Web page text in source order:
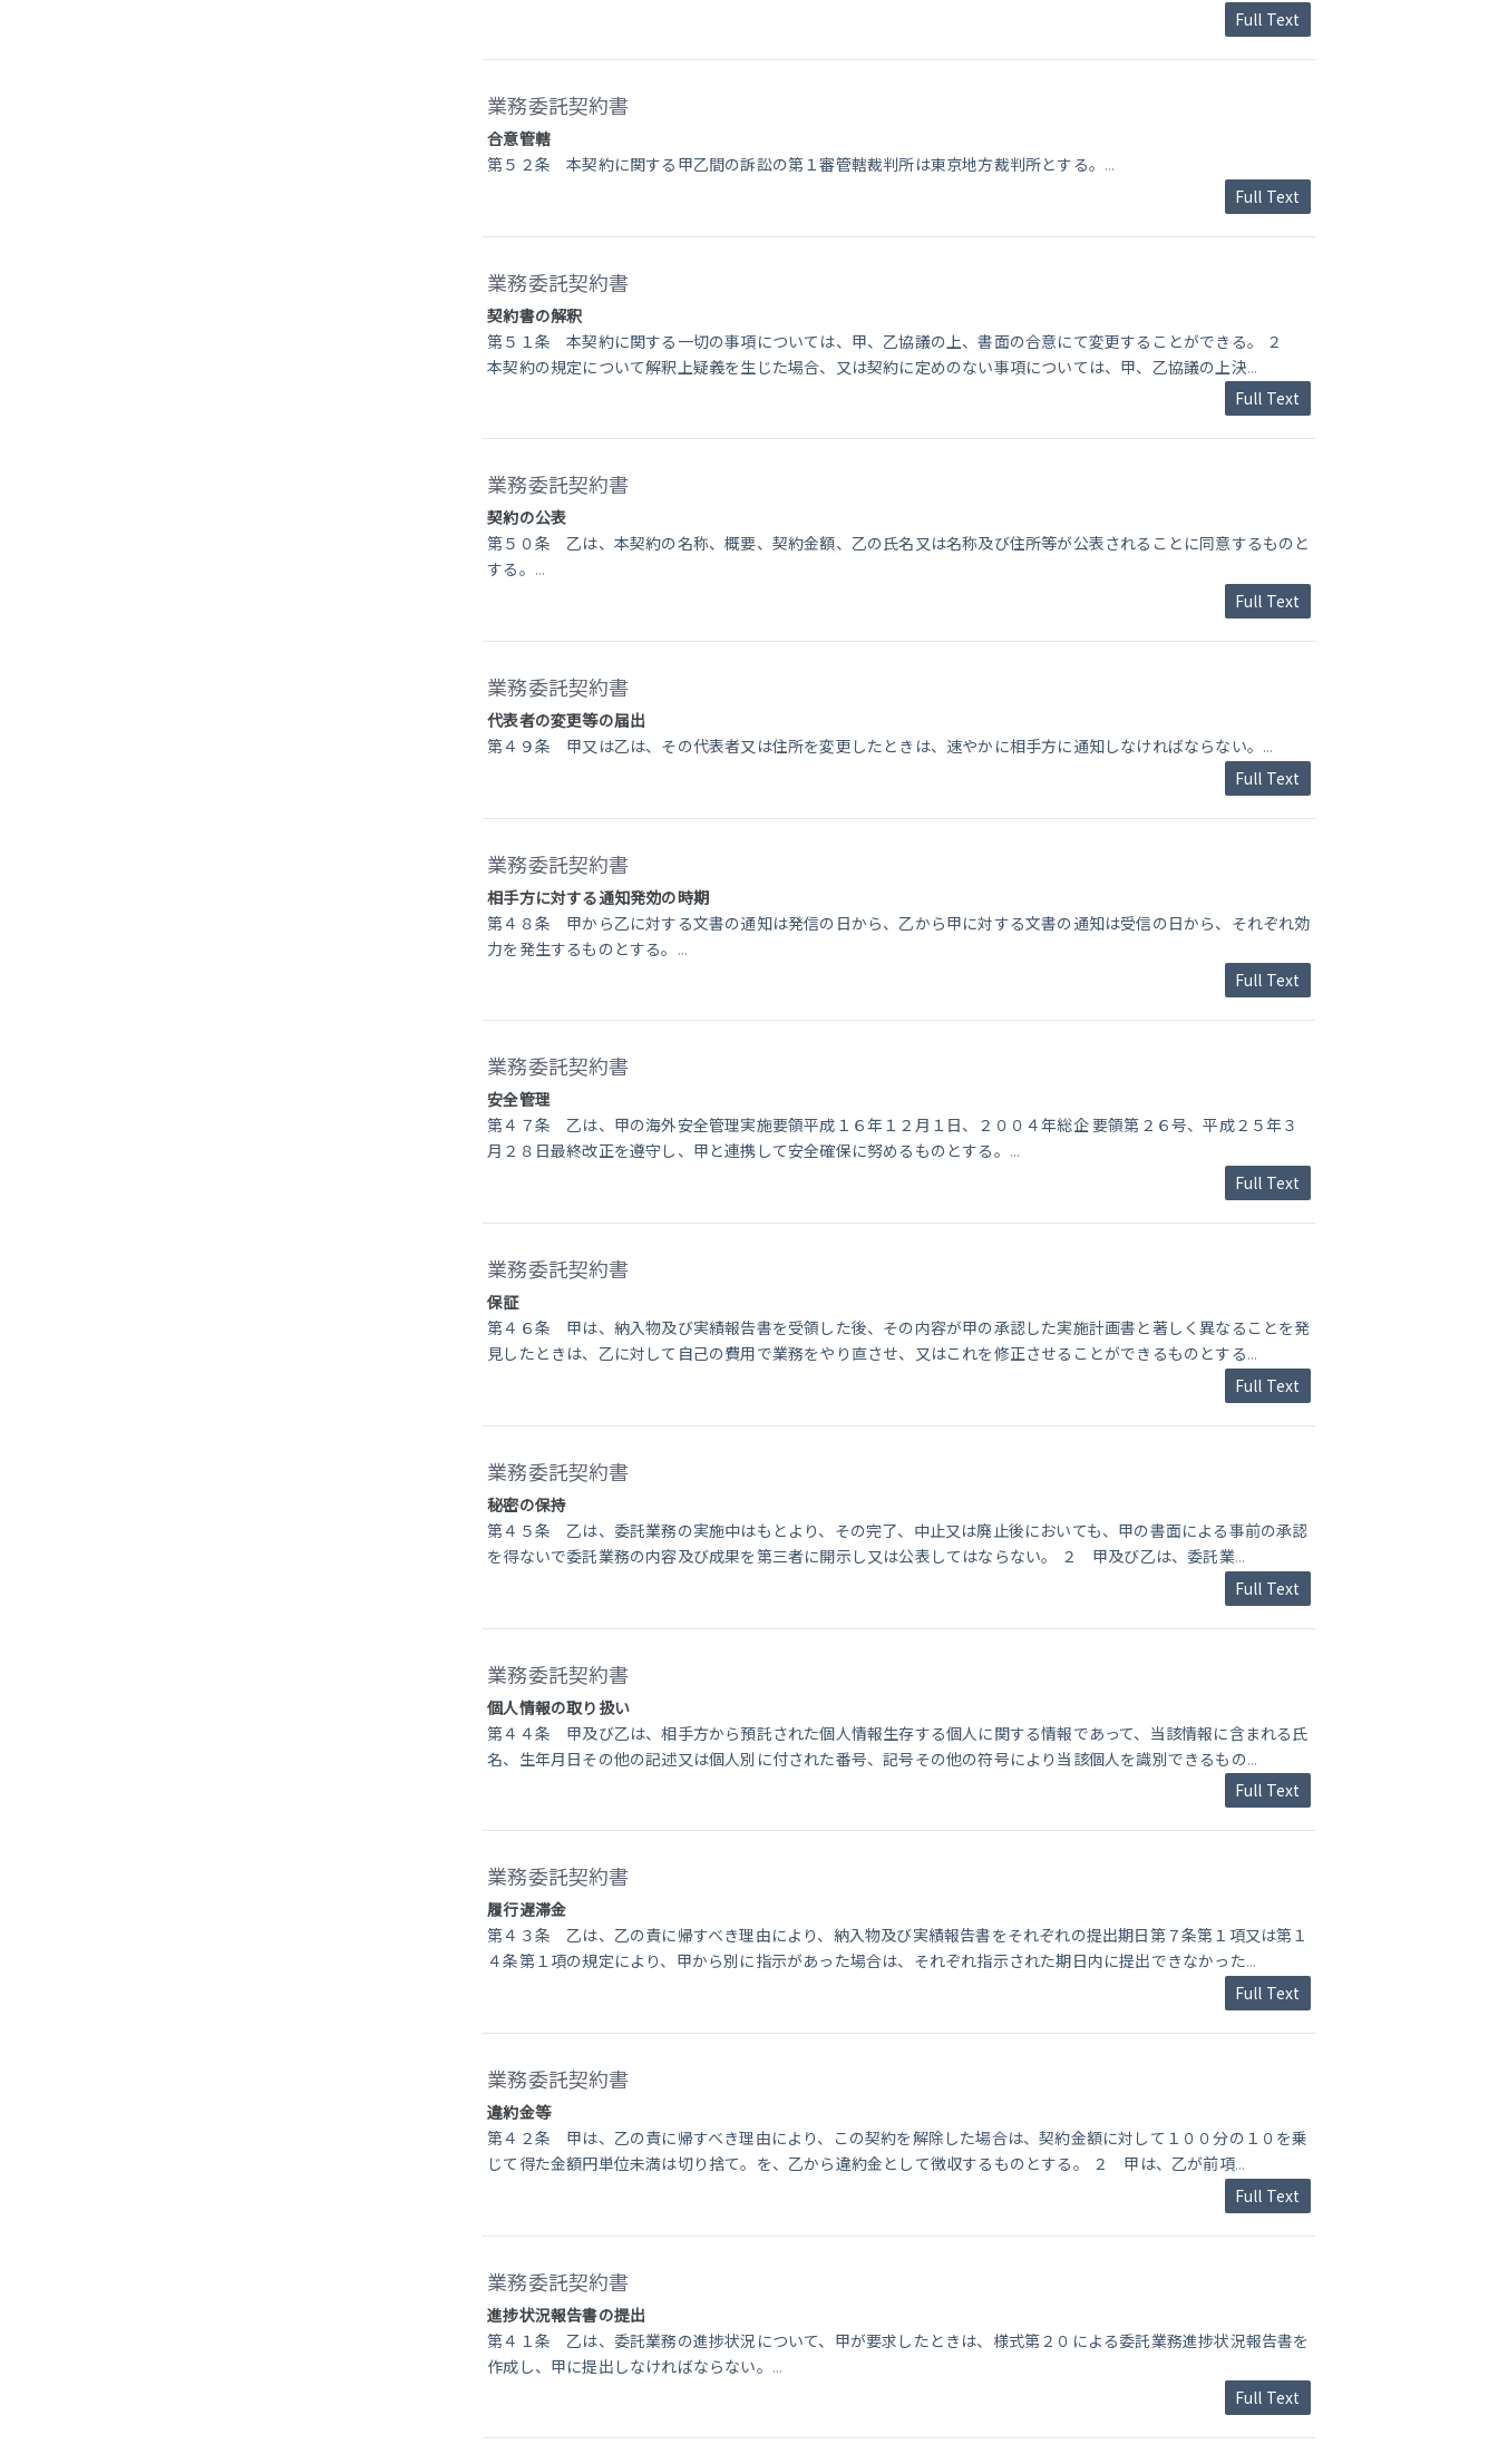
Full Text
業務委託契約書
合意管轄
第５２条 本契約に関する甲乙間の訴訟の第１審管轄裁判所は東京地方裁判所とする。 ...
Full Text
業務委託契約書
契約書の解釈
第５１条 本契約に関する一切の事項については、甲、乙協議の上、書面の合意にて変更することができる。 ２
本契約の規定について解釈上疑義を生じた場合、又は契約に定めのない事項については、甲、乙協議の上決...
Full Text
業務委託契約書
契約の公表
第５０条 乙は、本契約の名称、概要、契約金額、乙の氏名又は名称及び住所等が公表されることに同意するものと
する。 ...
Full Text
業務委託契約書
代表者の変更等の届出
第４９条 甲又は乙は、その代表者又は住所を変更したときは、速やかに相手方に通知しなければならない。 ...
Full Text
業務委託契約書
相手方に対する通知発効の時期
第４８条 甲から乙に対する文書の通知は発信の日から、乙から甲に対する文書の通知は受信の日から、それぞれ効
力を発生するものとする。 ...
Full Text
業務委託契約書
安全管理
第４７条 乙は、甲の海外安全管理実施要領平成１６年１２月１日、２００４年総企 要領第２６号、平成２５年３
月２８日最終改正を遵守し、甲と連携して安全確保に努めるものとする。 ...
Full Text
業務委託契約書
保証
第４６条 甲は、納入物及び実績報告書を受領した後、その内容が甲の承認した実施計画書と著しく異なることを発
見したときは、乙に対して自己の費用で業務をやり直させ、又はこれを修正させることができるものとする...
Full Text
業務委託契約書
秘密の保持
第４５条 乙は、委託業務の実施中はもとより、その完了、中止又は廃止後においても、甲の書面による事前の承認
を得ないで委託業務の内容及び成果を第三者に開示し又は公表してはならない。 ２ 甲及び乙は、委託業...
Full Text
業務委託契約書
個人情報の取り扱い
第４４条 甲及び乙は、相手方から預託された個人情報生存する個人に関する情報であって、当該情報に含まれる氏
名、生年月日その他の記述又は個人別に付された番号、記号その他の符号により当該個人を識別できるもの...
Full Text
業務委託契約書
履行遅滞金
第４３条 乙は、乙の責に帰すべき理由により、納入物及び実績報告書をそれぞれの提出期日第７条第１項又は第１
４条第１項の規定により、甲から別に指示があった場合は、それぞれ指示された期日内に提出できなかった...
Full Text
業務委託契約書
違約金等
第４２条 甲は、乙の責に帰すべき理由により、この契約を解除した場合は、契約金額に対して１００分の１０を乗
じて得た金額円単位未満は切り捨て。を、乙から違約金として徴収するものとする。 ２ 甲は、乙が前項...
Full Text
業務委託契約書
進捗状況報告書の提出
第４１条 乙は、委託業務の進捗状況について、甲が要求したときは、様式第２０による委託業務進捗状況報告書を
作成し、甲に提出しなければならない。 ...
Full Text